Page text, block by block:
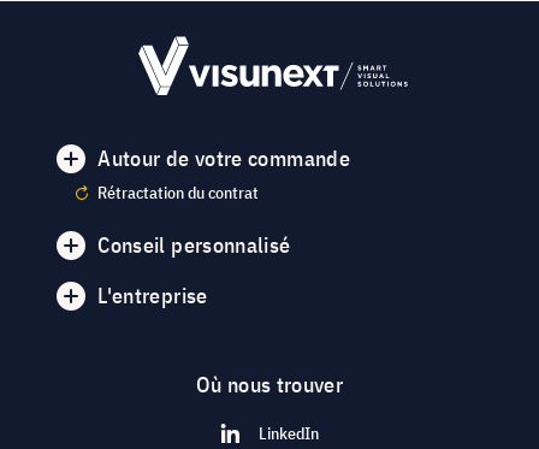
Autour de votre commande
Rétractation du contrat
Conseil personnalisé
L'entreprise
Où nous trouver
LinkedIn